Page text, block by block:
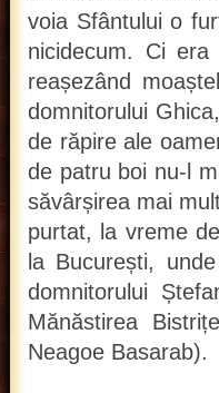
voia Sfântului o
nicidecum. Ci
reașezând
domnitorului
de răpire ale
de patru boi nu-l
săvârșirea mai
purtat, la vreme
la București,
domnitorului
Mănăstirea
Neagoe Basarab).